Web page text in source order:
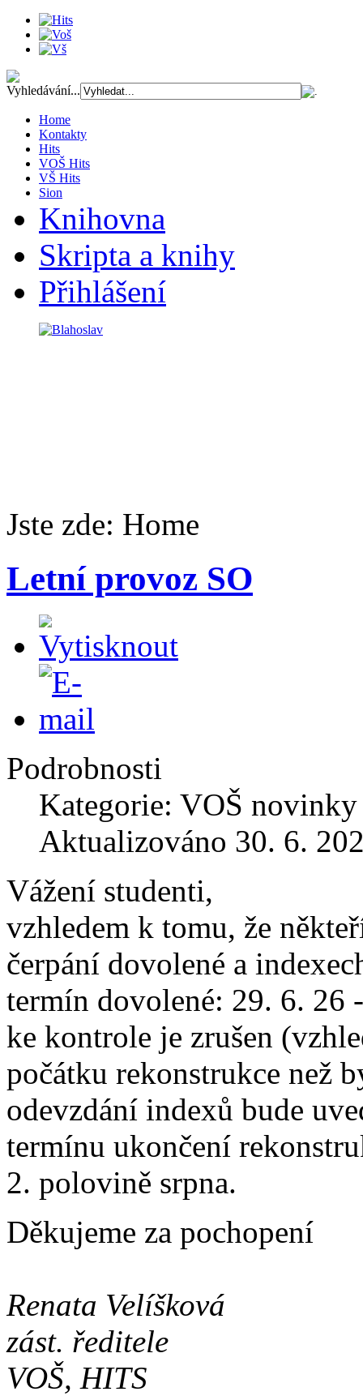
Vyhledávání...
Home
Kontakty
Hits
VOŠ Hits
VŠ Hits
Sion
Knihovna
Skripta a knihy
Přihlášení
Jste zde: Home
Letní provoz SO
Podrobnosti
Kategorie: VOŠ novinky
Aktualizováno 30. 6.
Vážení studenti,
vzhledem k tomu, že
čerpání dovolené a
termín dovolené: 29. 6. 26
ke kontrole je zrušen
počátku rekonstrukce než
odevzdání indexů bude
termínu ukončení
2. polovině srpna.
Děkujeme za pochopení
Renata Velíšková
zást. ředitele
VOŠ, HITS